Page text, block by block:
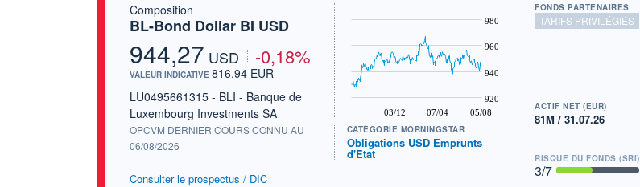
Composition
BL-Bond Dollar BI USD
944,27 USD -0,18%
VALEUR INDICATIVE 816,94 EUR
LU0495661315 - BLI - Banque de
Luxembourg Investments SA
OPCVM DERNIER COURS CONNU AU
06/08/2026
Consulter le prospectus / DIC
03/12 07/04 05/08
920
940
960
980
CATÉGORIE MORNINGSTAR
Obligations USD Emprunts
d'Etat
FONDS PARTENAIRES
TARIFS PRIVILÉGIÉS
ACTIF NET (EUR)
81M / 31.07.26
RISQUE DU FONDS (SRI)
3/7